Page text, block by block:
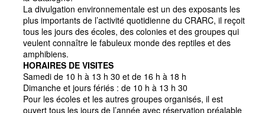
La divulgation environnementale est un des exposants les
plus importants de l’activité quotidienne du CRARC, il reçoit
tous les jours des écoles, des colonies et des groupes qui
veulent connaître le fabuleux monde des reptiles et des
amphibiens.
HORAIRES DE VISITES
Samedi de 10 h à 13 h 30 et de 16 h à 18 h
Dimanche et jours fériés : de 10 h à 13 h 30
Pour les écoles et les autres groupes organisés, il est
ouvert tous les jours de l’année avec réservation préalable